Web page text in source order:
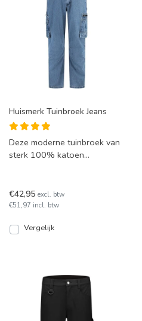
Huismerk Tuinbroek Jeans
Deze moderne tuinbroek van
sterk 100% katoen
€42,95 excl. btw
€51,97 incl. btw
Vergelijk